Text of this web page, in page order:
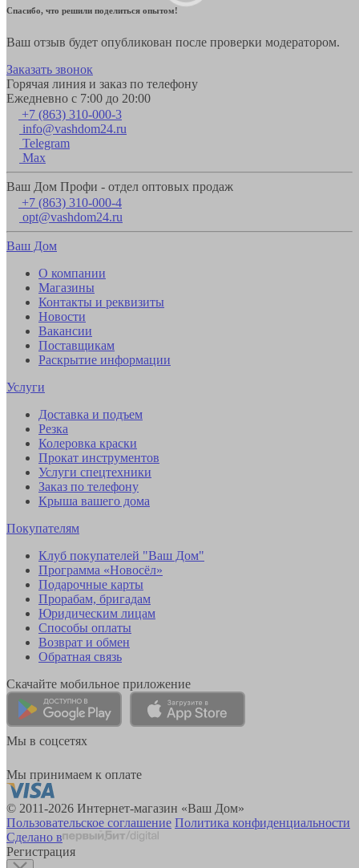
Спасибо, что решили поделиться опытом!
Ваш отзыв будет опубликован после проверки модератором.
Заказать звонок
Горячая линия и заказ по телефону
Ежедневно с 7:00 до 20:00
+7 (863) 310-000-3
info@vashdom24.ru
Telegram
Max
Ваш Дом Профи - отдел оптовых продаж
+7 (863) 310-000-4
opt@vashdom24.ru
Ваш Дом
О компании
Магазины
Контакты и реквизиты
Новости
Вакансии
Поставщикам
Раскрытие информации
Услуги
Доставка и подъем
Резка
Колеровка краски
Прокат инструментов
Услуги спецтехники
Заказ по телефону
Крыша вашего дома
Покупателям
Клуб покупателей "Ваш Дом"
Программа «Новосёл»
Подарочные карты
Прорабам, бригадам
Юридическим лицам
Способы оплаты
Возврат и обмен
Обратная связь
Скачайте мобильное приложение
Мы в соцсетях
Мы принимаем к оплате
© 2011-2026 Интернет-магазин «Ваш Дом»
Пользовательское соглашение Политика конфиденциальности
Сделано в
Регистрация